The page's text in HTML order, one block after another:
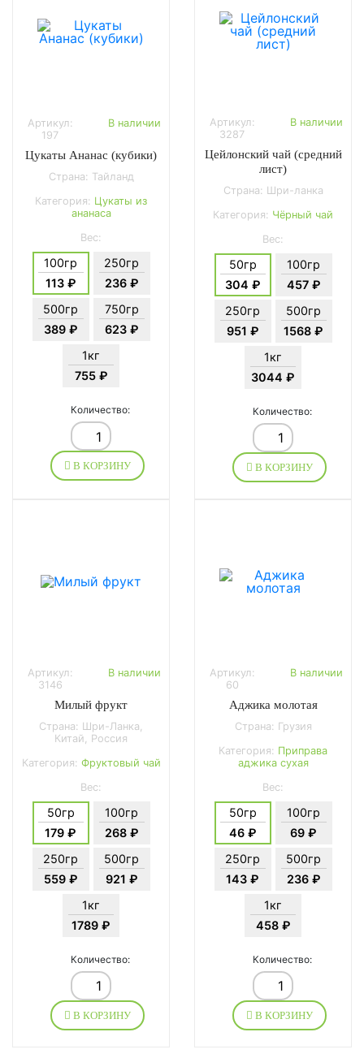
Артикул:
197
В наличии
Цукаты Ананас (кубики)
Страна: Тайланд
Категория: Цукаты из
ананаса
Вес:
100гр
113 ₽
250гр
236 ₽
500гр
389 ₽
750гр
623 ₽
1кг
755 ₽
Количество:
В КОРЗИНУ
Артикул:
3287
В наличии
Цейлонский чай (средний
лист)
Страна: Шри-ланка
Категория: Чёрный чай
Вес:
50гр
304 ₽
100гр
457 ₽
250гр
951 ₽
500гр
1568 ₽
1кг
3044 ₽
Количество:
В КОРЗИНУ
Артикул:
3146
В наличии
Милый фрукт
Страна: Шри-Ланка,
Китай, Россия
Категория: Фруктовый чай
Вес:
50гр
179 ₽
100гр
268 ₽
250гр
559 ₽
500гр
921 ₽
1кг
1789 ₽
Количество:
В КОРЗИНУ
Артикул:
60
В наличии
Аджика молотая
Страна: Грузия
Категория: Приправа
аджика сухая
Вес:
50гр
46 ₽
100гр
69 ₽
250гр
143 ₽
500гр
236 ₽
1кг
458 ₽
Количество:
В КОРЗИНУ